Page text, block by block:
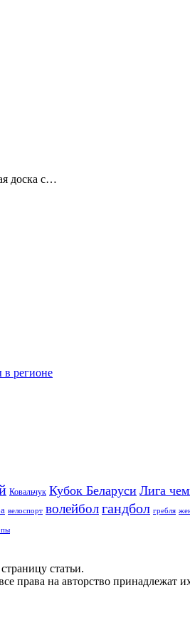
доска с…
в регионе
Ковальчук Кубок Беларуси Лига
велоспорт волейболгандбол гребля
статьи.
права на авторство принадлежат